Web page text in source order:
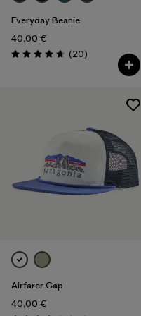
Everyday Beanie
40,00 €
Évaluation: 4.7 / 5
(20Avis
)
Airfarer Cap
40,00 €